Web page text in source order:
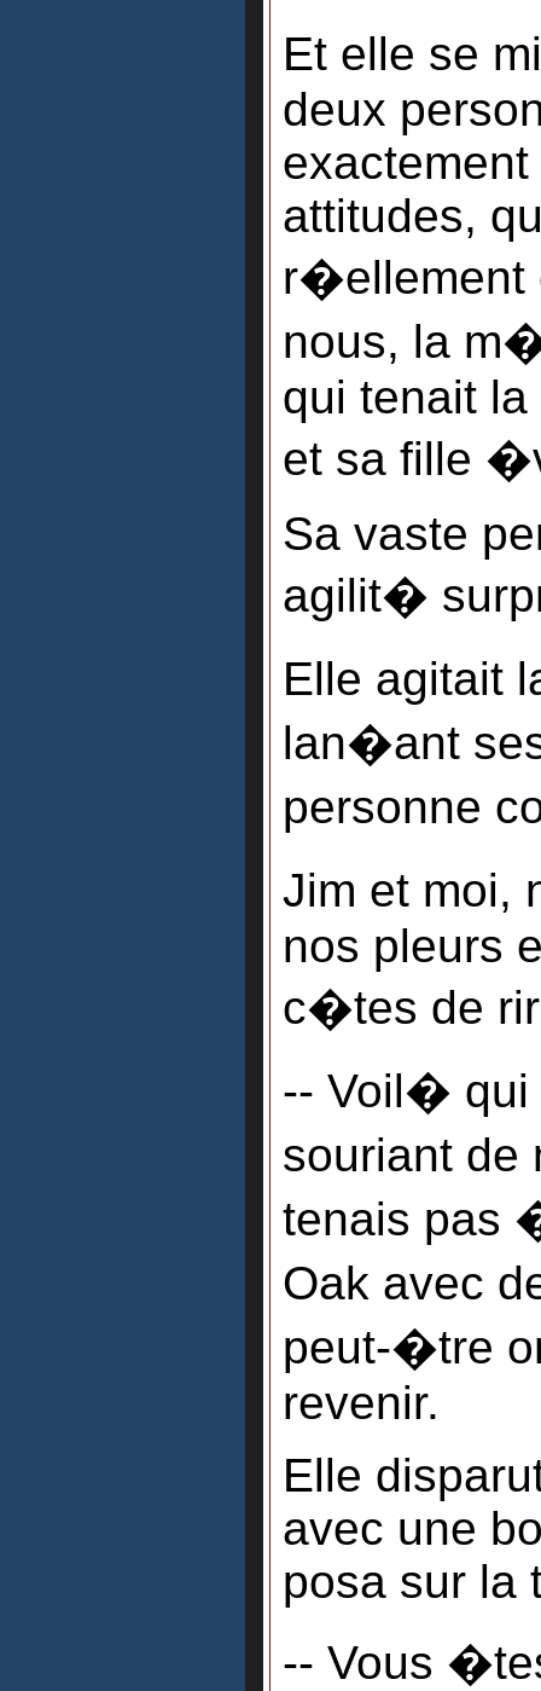
Et elle se
deux
attitudes,
r�ellement
nous, la
qui tenait
et sa fille
Sa vaste
agilit�
Elle agitait
lan�ant
personne
Jim et moi,
nos pleurs
c�tes de
-- Voil� qui
souriant
tenais pas
Oak avec
peut-�tre
revenir.
Elle
avec une
posa sur la
-- Vous